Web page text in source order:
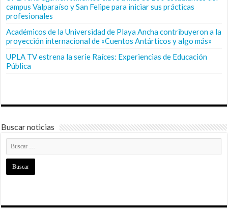
campus Valparaíso y San Felipe para iniciar sus prácticas
profesionales
Académicos de la Universidad de Playa Ancha contribuyeron a la
proyección internacional de «Cuentos Antárticos y algo más»
UPLA TV estrena la serie Raíces: Experiencias de Educación
Pública
Buscar noticias